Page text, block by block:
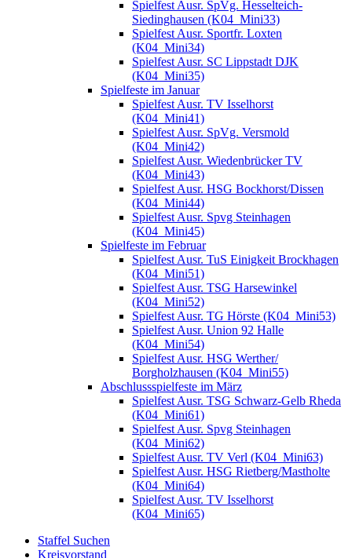
Spielfest Ausr. SpVg. Hesselteich-
Siedinghausen (K04_Mini33)
Spielfest Ausr. Sportfr. Loxten
(K04_Mini34)
Spielfest Ausr. SC Lippstadt DJK
(K04_Mini35)
Spielfeste im Januar
Spielfest Ausr. TV Isselhorst
(K04_Mini41)
Spielfest Ausr. SpVg. Versmold
(K04_Mini42)
Spielfest Ausr. Wiedenbrücker TV
(K04_Mini43)
Spielfest Ausr. HSG Bockhorst/Dissen
(K04_Mini44)
Spielfest Ausr. Spvg Steinhagen
(K04_Mini45)
Spielfeste im Februar
Spielfest Ausr. TuS Einigkeit Brockhagen
(K04_Mini51)
Spielfest Ausr. TSG Harsewinkel
(K04_Mini52)
Spielfest Ausr. TG Hörste (K04_Mini53)
Spielfest Ausr. Union 92 Halle
(K04_Mini54)
Spielfest Ausr. HSG Werther/
Borgholzhausen (K04_Mini55)
Abschlussspielfeste im März
Spielfest Ausr. TSG Schwarz-Gelb Rheda
(K04_Mini61)
Spielfest Ausr. Spvg Steinhagen
(K04_Mini62)
Spielfest Ausr. TV Verl (K04_Mini63)
Spielfest Ausr. HSG Rietberg/Mastholte
(K04_Mini64)
Spielfest Ausr. TV Isselhorst
(K04_Mini65)
Staffel Suchen
Kreisvorstand